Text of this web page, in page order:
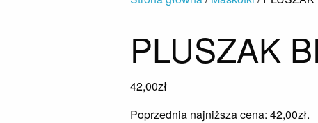
PLUSZAK
42,00zł
Poprzednia najniższa cena: 42,00zł.